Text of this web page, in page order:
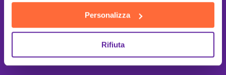
Personalizza
Rifiuta